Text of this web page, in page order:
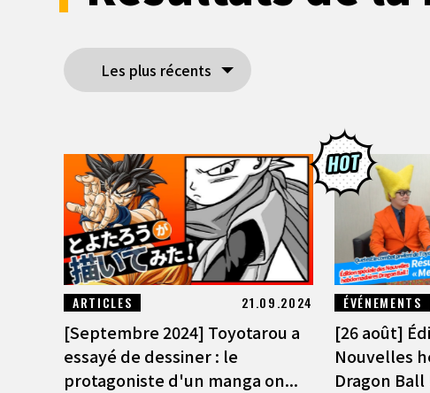
Les plus récents
ARTICLES 21.09.2024
[Septembre 2024] Toyotarou a
essayé de dessiner : le
protagoniste d'un manga on...
ÉVÉNEMENTS
[26 août]
Nouvelles
Dragon Ball